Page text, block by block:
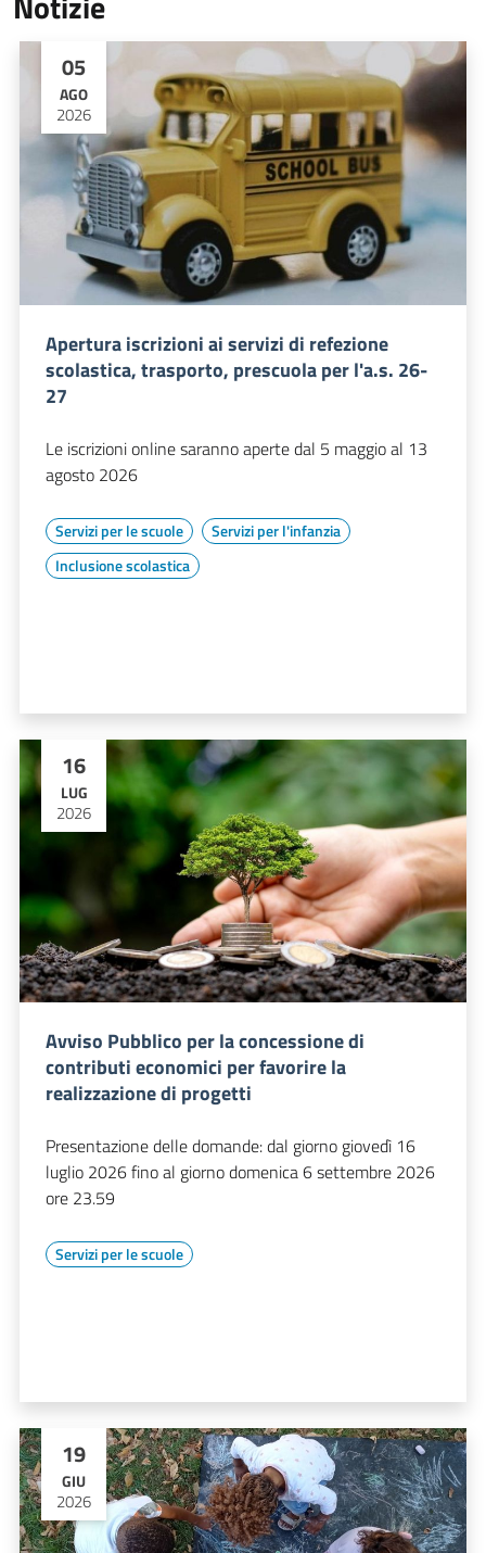
05
AGO
2026
Apertura iscrizioni ai servizi di refezione
scolastica, trasporto, prescuola per l'a.s. 26-
27
Le iscrizioni online saranno aperte dal 5 maggio al 13
agosto 2026
Servizi per le scuole
Servizi per l'infanzia
Inclusione scolastica
16
LUG
2026
Avviso Pubblico per la concessione di
contributi economici per favorire la
realizzazione di progetti
Presentazione delle domande: dal giorno giovedì 16
luglio 2026 fino al giorno domenica 6 settembre 2026
ore 23.59
Servizi per le scuole
19
GIU
2026